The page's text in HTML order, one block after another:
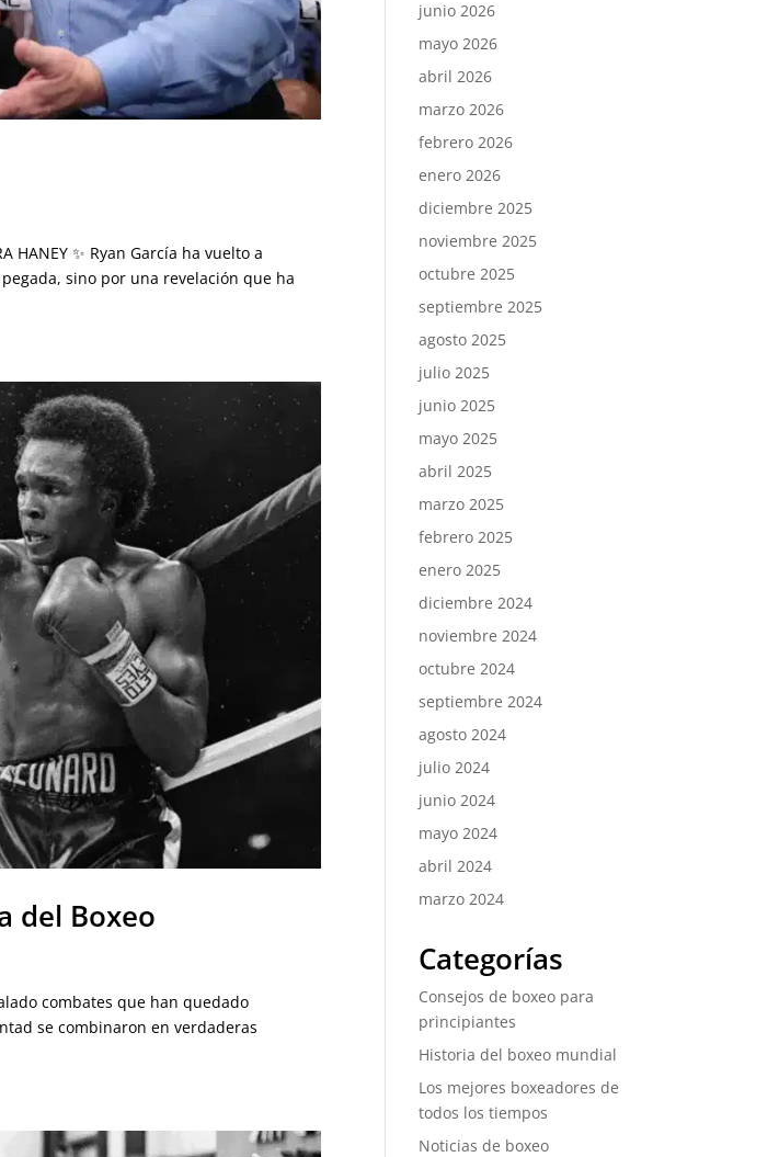
HANEY ✨ Ryan García ha vuelto a
sino por una revelación que ha
del Boxeo
combates que han quedado
se combinaron en verdaderas
junio 2026
mayo 2026
abril 2026
marzo 2026
febrero 2026
enero 2026
diciembre 2025
noviembre 2025
octubre 2025
septiembre 2025
agosto 2025
julio 2025
junio 2025
mayo 2025
abril 2025
marzo 2025
febrero 2025
enero 2025
diciembre 2024
noviembre 2024
octubre 2024
septiembre 2024
agosto 2024
julio 2024
junio 2024
mayo 2024
abril 2024
marzo 2024
Categorías
Consejos de boxeo para
principiantes
Historia del boxeo mundial
Los mejores boxeadores de
todos los tiempos
Noticias de boxeo